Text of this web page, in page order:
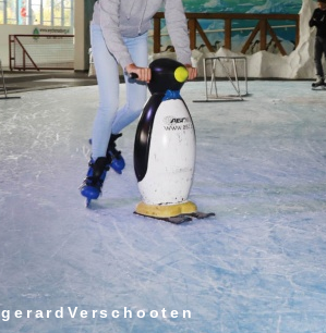
gerardVerschooten